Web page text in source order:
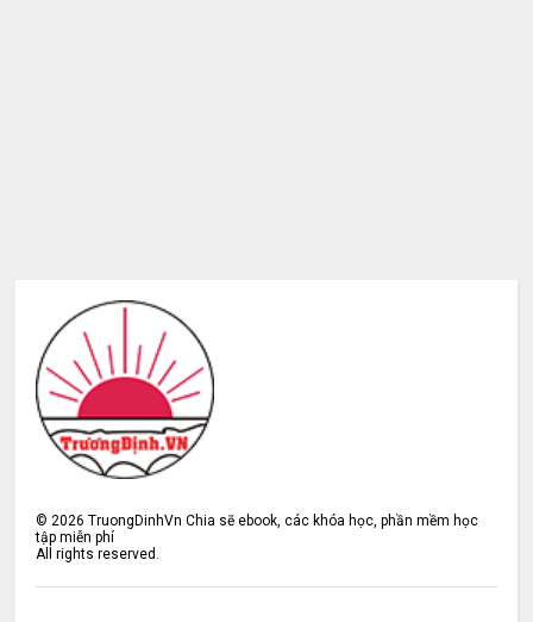
©2026 TruongDinhVn Chia sẽ ebook, các khóa học, phần mềm học
tập miễn phí
All rights reserved.